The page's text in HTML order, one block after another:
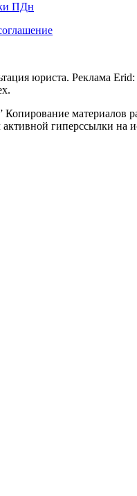
ПДн
юриста. Реклама
Копирование материалов
активной гиперссылки на